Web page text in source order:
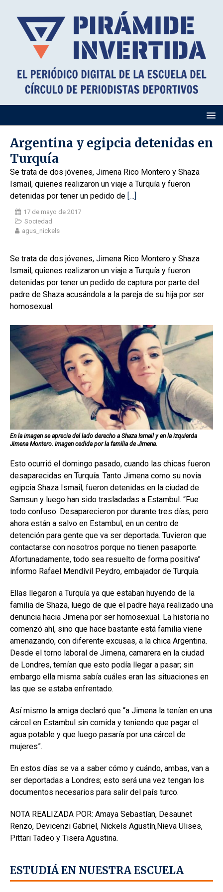
Argentina y egipcia detenidas en
Turquía
Se trata de dos jóvenes, Jimena Rico Montero y Shaza
Ismail, quienes realizaron un viaje a Turquía y fueron
detenidas por tener un pedido de […]
17 de mayo de 2017
Sociedad
agus_nickels
Se trata de dos jóvenes, Jimena Rico Montero y Shaza
Ismail, quienes realizaron un viaje a Turquía y fueron
detenidas por tener un pedido de captura por parte del
padre de Shaza acusándola a la pareja de su hija por ser
homosexual.
En la imagen se aprecia del lado derecho a Shaza Ismail y en la izquierda
Jimena Montero. Imagen cedida por la familia de Jimena.
Esto ocurrió el domingo pasado, cuando las chicas fueron
desaparecidas en Turquía. Tanto Jimena como su novia
egipcia Shaza Ismail, fueron detenidas en la ciudad de
Samsun y luego han sido trasladadas a Estambul. “Fue
todo confuso. Desaparecieron por durante tres días, pero
ahora están a salvo en Estambul, en un centro de
detención para gente que va ser deportada. Tuvieron que
contactarse con nosotros porque no tienen pasaporte.
Afortunadamente, todo sea resuelto de forma positiva”
informo Rafael Mendívil Peydro, embajador de Turquía.
Ellas llegaron a Turquía ya que estaban huyendo de la
familia de Shaza, luego de que el padre haya realizado una
denuncia hacia Jimena por ser homosexual. La historia no
comenzó ahí, sino que hace bastante está familia viene
amenazando, con diferente excusas, a la chica Argentina.
Desde el torno laboral de Jimena, camarera en la ciudad
de Londres, temían que esto podía llegar a pasar; sin
embargo ella misma sabía cuáles eran las situaciones en
las que se estaba enfrentado.
Así mismo la amiga declaró que “a Jimena la tenían en una
cárcel en Estambul sin comida y teniendo que pagar el
agua potable y que luego pasaría por una cárcel de
mujeres”.
En estos días se va a saber cómo y cuándo, ambas, van a
ser deportadas a Londres; esto será una vez tengan los
documentos necesarios para salir del país turco.
NOTA REALIZADA POR: Amaya Sebastían, Desaunet
Renzo, Devicenzi Gabriel, Nickels Agustín,Nieva Ulises,
Pittari Tadeo y Tisera Agustina.
ESTUDIÁ EN NUESTRA ESCUELA